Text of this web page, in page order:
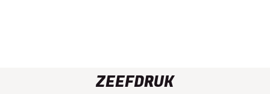
ZEEFDRUK